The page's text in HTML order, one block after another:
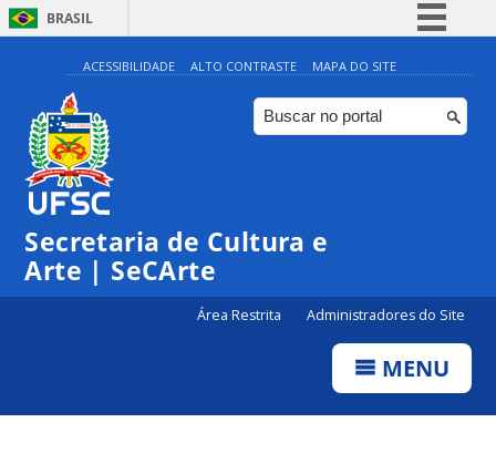
BRASIL
Simplifique!
Comunica BR
Participe
ACESSIBILIDADE ALTO CONTRASTE MAPA DO SITE
Secretaria de Cultura e
Arte | SeCArte
Área Restrita Administradores do Site
MENU
0:00
1:00